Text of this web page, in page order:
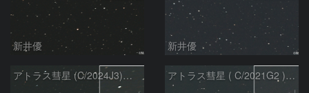
新井優 新井優
アトラス彗星 (C/2024J3)：2026/07/26 アトラス彗星 ( C/2021G2 )：2026/07/09